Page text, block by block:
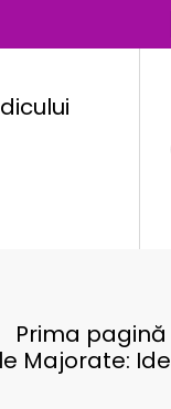
Prima pagină
Majorate: